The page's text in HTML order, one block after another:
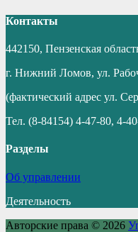
Контакты
442150, Пензенская
г. Нижний Ломов, ул.
(фактический адрес ул.
Тел. (8-84154) 4-47-80, 4-
Разделы
Об управлении
Деятельность
Авторские права © 2026